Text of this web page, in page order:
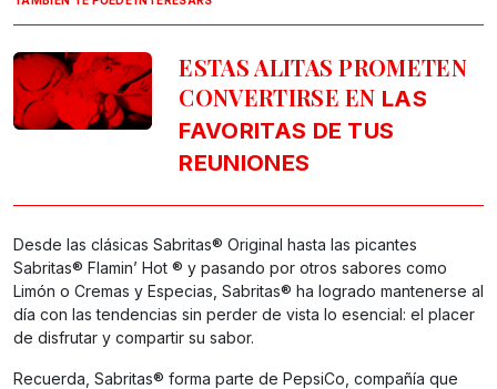
ESTAS ALITAS PROMETEN
CONVERTIRSE EN LAS
FAVORITAS DE TUS
REUNIONES
Desde las clásicas Sabritas® Original hasta las picantes
Sabritas® Flamin’ Hot ® y pasando por otros sabores como
Limón o Cremas y Especias, Sabritas® ha logrado mantenerse al
día con las tendencias sin perder de vista lo esencial: el placer
de disfrutar y compartir su sabor.
Recuerda, Sabritas® forma parte de PepsiCo, compañía que